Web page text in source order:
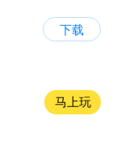
下载
马上玩